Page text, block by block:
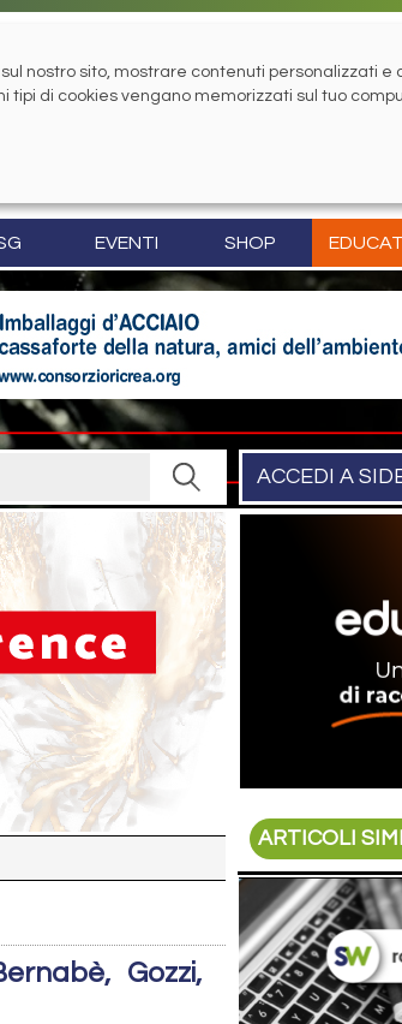
EVENTI SHOP
ACCEDI A
Gozzi,
ARTICOLI
nostro sito, mostrare contenuti personalizzati e
di cookies vengano memorizzati sul tuo